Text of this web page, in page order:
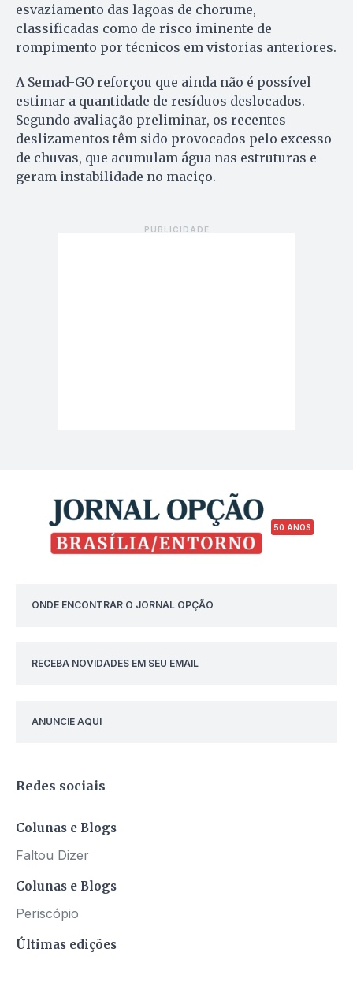
esvaziamento das lagoas de chorume,
classificadas como de risco iminente de
rompimento por técnicos em vistorias anteriores.
A Semad-GO reforçou que ainda não é possível
estimar a quantidade de resíduos deslocados.
Segundo avaliação preliminar, os recentes
deslizamentos têm sido provocados pelo excesso
de chuvas, que acumulam água nas estruturas e
geram instabilidade no maciço.
50 ANOS
ONDE ENCONTRAR O JORNAL OPÇÃO
RECEBA NOVIDADES EM SEU EMAIL
ANUNCIE AQUI
Redes sociais
Colunas e Blogs
Faltou Dizer
Colunas e Blogs
Periscópio
Últimas edições